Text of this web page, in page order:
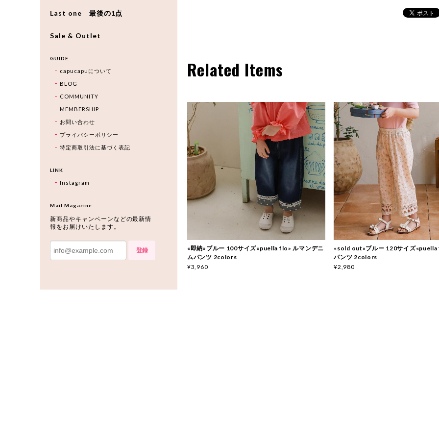
Related Items
«即納»ブルー 100サイズ«puella flo» ルマンデニ
ムパンツ 2colors
¥3,960
«sold out»ブルー 120サイズ«puella
パンツ 2colors
¥2,980
Last one 最後の1点
Sale & Outlet
GUIDE
capucapuについて
BLOG
COMMUNITY
MEMBERSHIP
お問い合わせ
プライバシーポリシー
特定商取引法に基づく表記
LINK
Instagram
Mail Magazine
新商品やキャンペーンなどの最新情
報をお届けいたします。
登録